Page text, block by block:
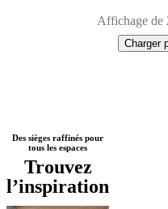
Affichage de
Charger
Next
page
BlancBleuNoirVert
Des sièges raffinés pour
tous les espaces
Trouvez
l’inspiration